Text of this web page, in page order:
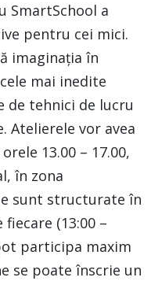
SmartSchool a
pentru cei mici.
imaginația în
mai inedite
de tehnici de lucru
Atelierele vor avea
13.00 – 17.00,
în zona
sunt structurate în
(13:00 –
participa maxim
se poate înscrie un